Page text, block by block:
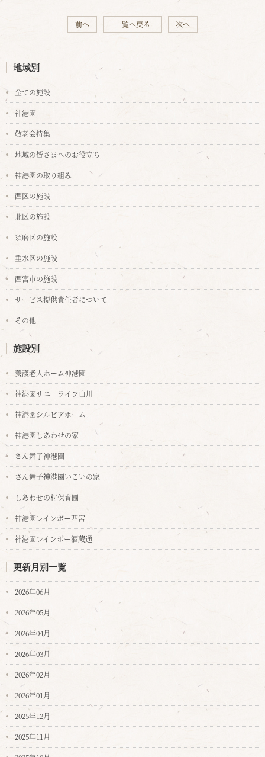
前へ 一覧へ戻る 次へ
地域別
全ての施設
神港園
敬老会特集
地域の皆さまへのお役立ち
神港園の取り組み
西区の施設
北区の施設
須磨区の施設
垂水区の施設
西宮市の施設
サービス提供責任者について
その他
施設別
養護老人ホーム神港園
神港園サニーライフ白川
神港園シルビアホーム
神港園しあわせの家
さん舞子神港園
さん舞子神港園いこいの家
しあわせの村保育園
神港園レインボー西宮
神港園レインボー酒蔵通
更新月別一覧
2026年06月
2026年05月
2026年04月
2026年03月
2026年02月
2026年01月
2025年12月
2025年11月